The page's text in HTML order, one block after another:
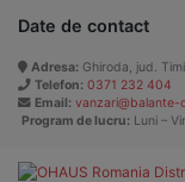
Date de contact
Adresa: Ghiroda, jud.
Telefon: 0371 232 404
Email: vanzari@balante-
Program de lucru: Luni –